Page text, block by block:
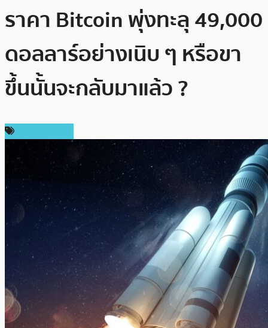
ราคา Bitcoin พุ่งทะลุ 49,000
ดอลลาร์อย่างเนิบ ๆ หรือขา
ขึ้นนั้นจะกลับมาแล้ว ?